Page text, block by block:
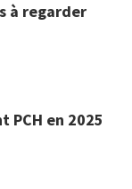
à regarder
PCH en 2025